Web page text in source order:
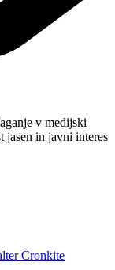
v medijski
jasen in javni interes
Cronkite